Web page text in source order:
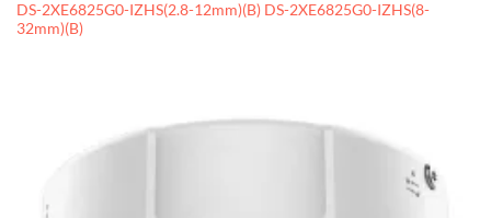
DS-2XE6825G0-IZHS(2.8-12mm)(B) DS-2XE6825G0-IZHS(8-
32mm)(B)